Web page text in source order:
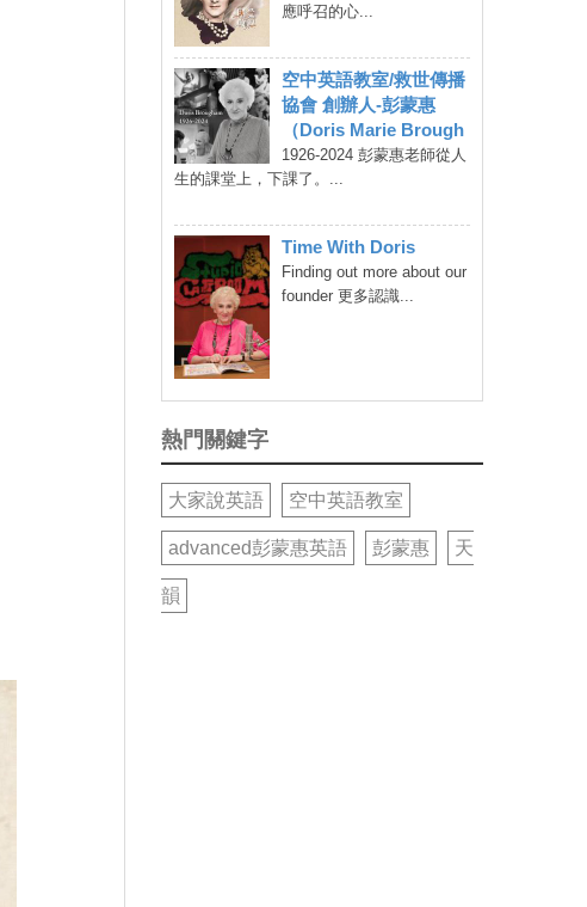
應呼召的心...
空中英語教室/救世傳播
協會 創辦人-彭蒙惠
（Doris Marie Brough
1926-2024 彭蒙惠老師從人
生的課堂上，下課了。...
Time With Doris
Finding out more about our
founder 更多認識...
熱門關鍵字
大家說英語 空中英語教室
advanced彭蒙惠英語 彭蒙惠 天
韻